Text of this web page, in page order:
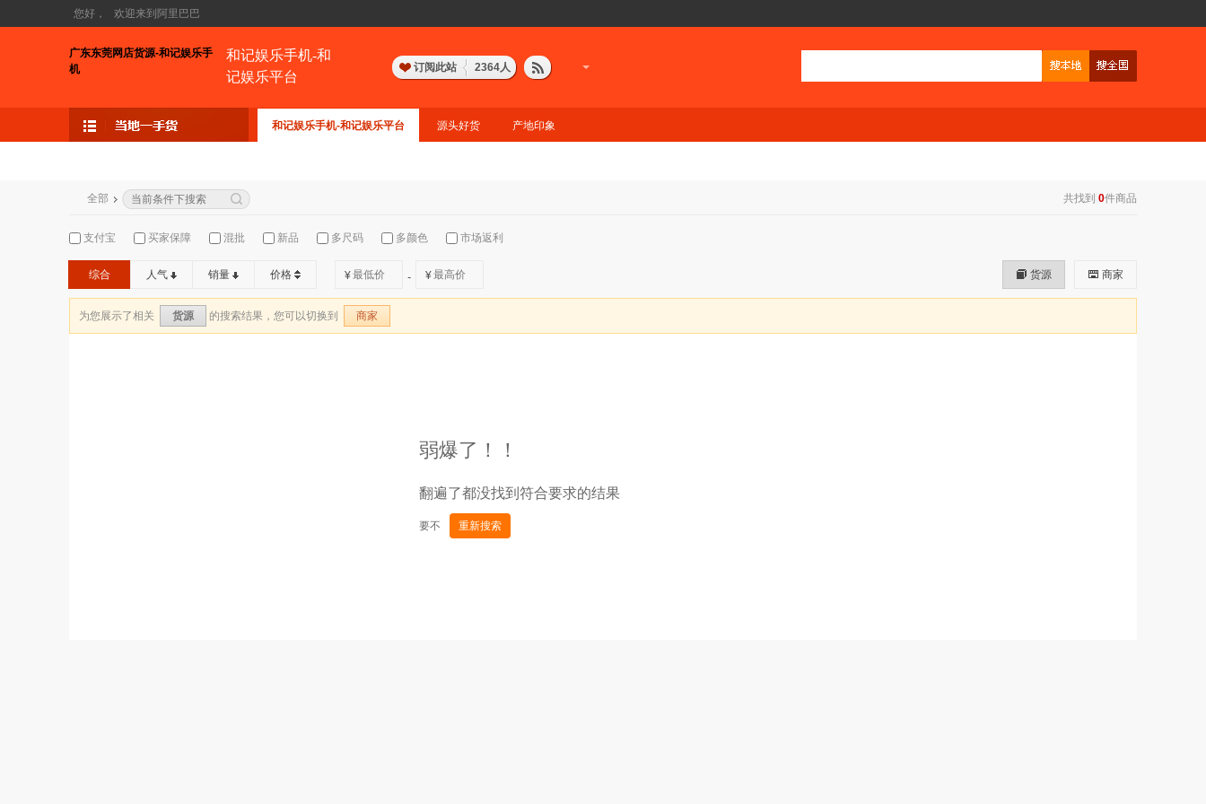
您好， 欢迎来到阿里巴巴
广东东莞网店货源-和记娱乐手
机
和记娱乐手机-和
记娱乐平台
订阅此站 2364人
和记娱乐手机-和记娱乐平台 源头好货 产地印象
共找到 0件商品
全部
支付宝 买家保障 混批 新品 多尺码 多颜色 市场返利
综合 人气 销量 价格 ¥ - ¥ 商家
货源
为您展示了相关 货源 的搜索结果，您可以切换到 商家
弱爆了！！
翻遍了都没找到符合要求的结果
要不 重新搜索